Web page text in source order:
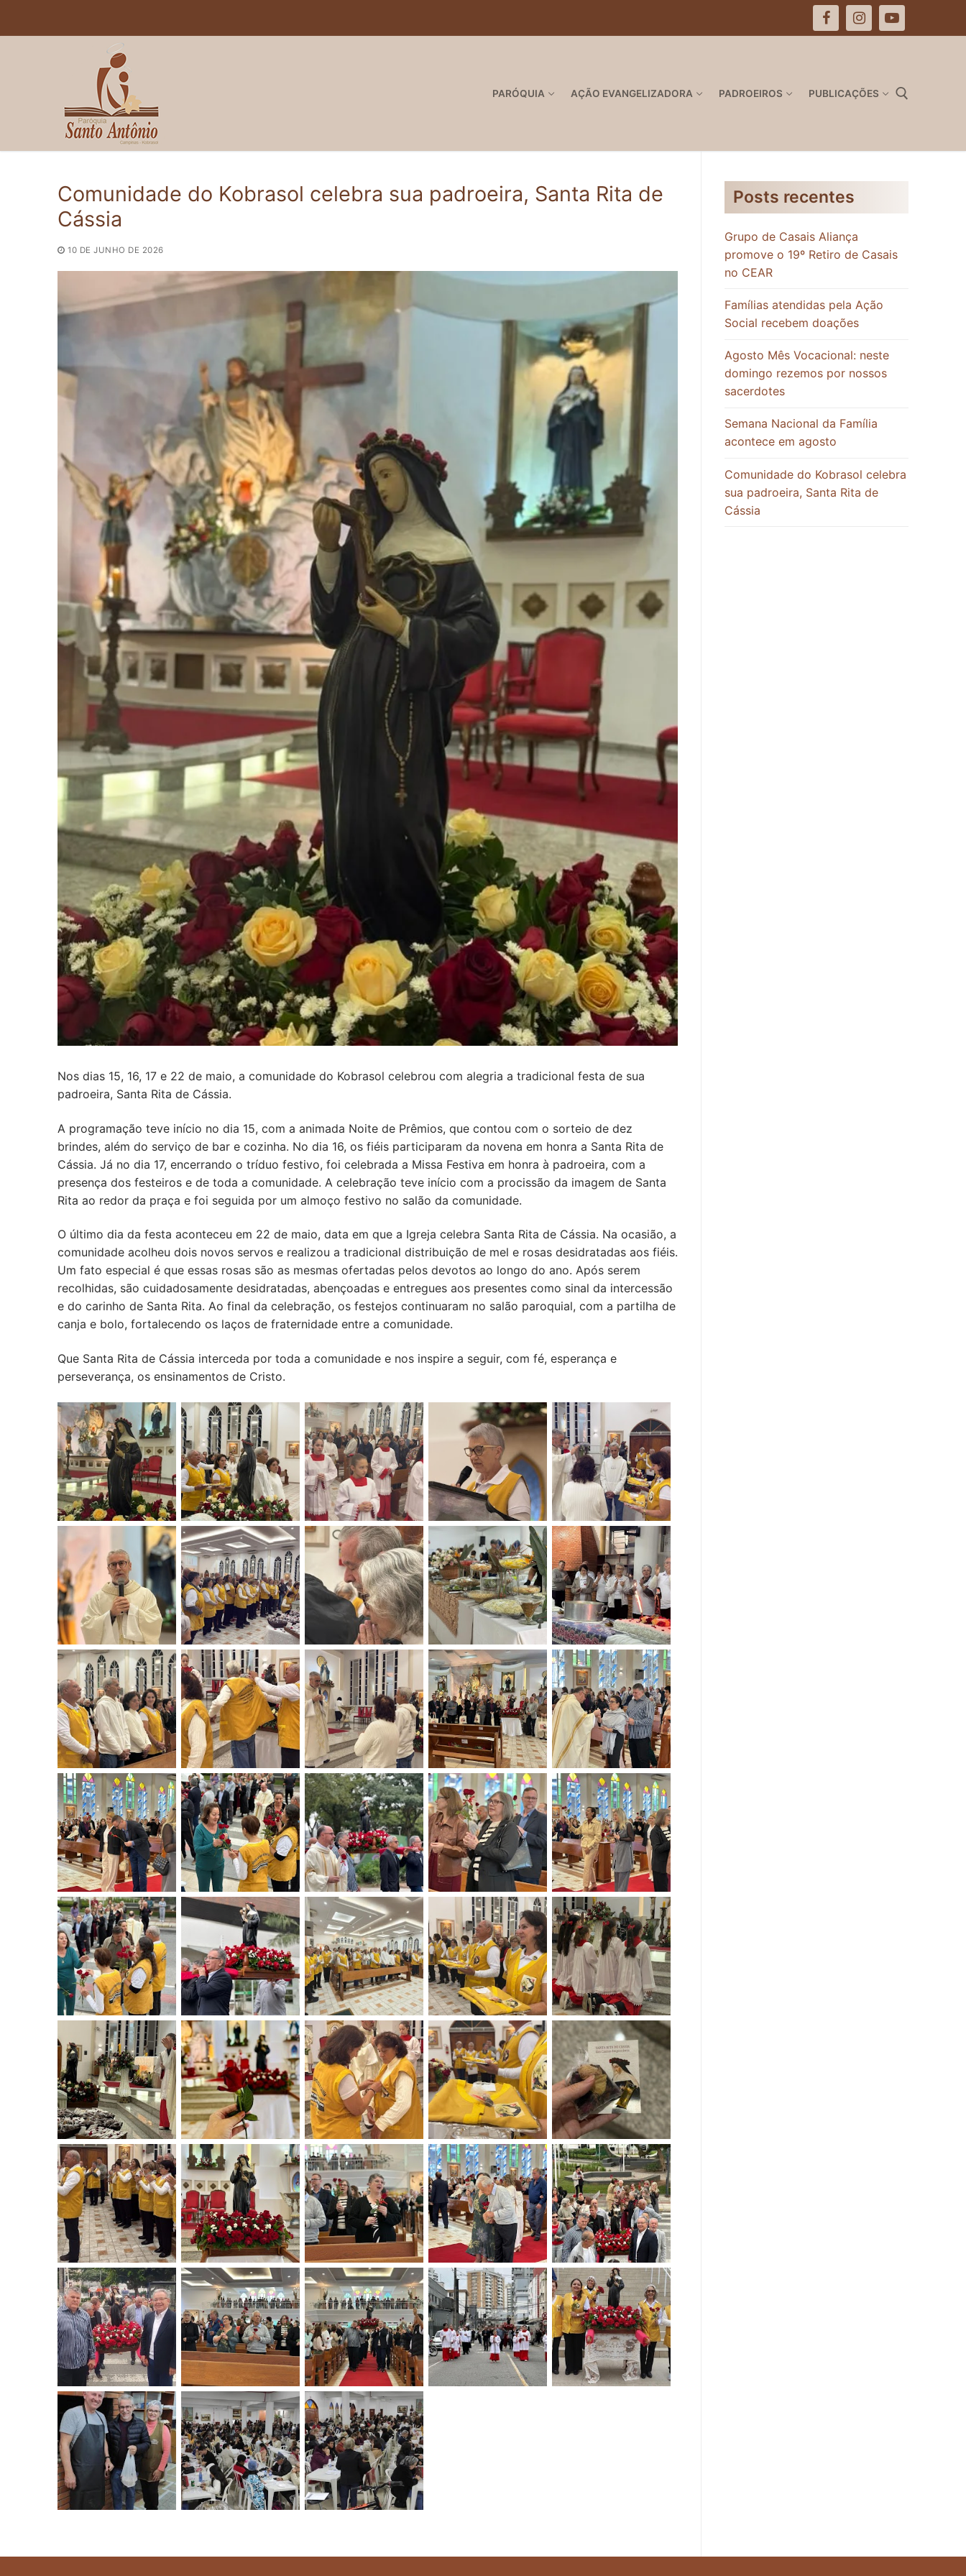
PARÓQUIA AÇÃO EVANGELIZADORA PADROEIROS PUBLICAÇÕES
Pesquisar por:
Comunidade do Kobrasol celebra sua padroeira, Santa Rita de
Cássia
10 DE JUNHO DE 2026
Nos dias 15, 16, 17 e 22 de maio, a comunidade do Kobrasol celebrou com alegria a tradicional festa de sua
padroeira, Santa Rita de Cássia.
A programação teve início no dia 15, com a animada Noite de Prêmios, que contou com o sorteio de dez
brindes, além do serviço de bar e cozinha. No dia 16, os fiéis participaram da novena em honra a Santa Rita de
Cássia. Já no dia 17, encerrando o tríduo festivo, foi celebrada a Missa Festiva em honra à padroeira, com a
presença dos festeiros e de toda a comunidade. A celebração teve início com a procissão da imagem de Santa
Rita ao redor da praça e foi seguida por um almoço festivo no salão da comunidade.
O último dia da festa aconteceu em 22 de maio, data em que a Igreja celebra Santa Rita de Cássia. Na ocasião, a
comunidade acolheu dois novos servos e realizou a tradicional distribuição de mel e rosas desidratadas aos fiéis.
Um fato especial é que essas rosas são as mesmas ofertadas pelos devotos ao longo do ano. Após serem
recolhidas, são cuidadosamente desidratadas, abençoadas e entregues aos presentes como sinal da intercessão
e do carinho de Santa Rita. Ao final da celebração, os festejos continuaram no salão paroquial, com a partilha de
canja e bolo, fortalecendo os laços de fraternidade entre a comunidade.
Que Santa Rita de Cássia interceda por toda a comunidade e nos inspire a seguir, com fé, esperança e
perseverança, os ensinamentos de Cristo.
Posts recentes
Grupo de Casais Aliança
promove o 19º Retiro de Casais
no CEAR
Famílias atendidas pela Ação
Social recebem doações
Agosto Mês Vocacional: neste
domingo rezemos por nossos
sacerdotes
Semana Nacional da Família
acontece em agosto
Comunidade do Kobrasol celebra
sua padroeira, Santa Rita de
Cássia